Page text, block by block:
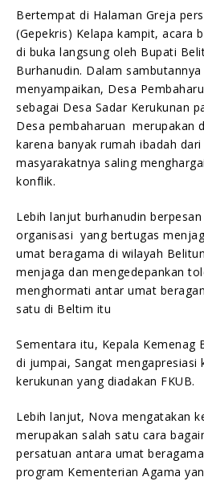
Bertempat di Halaman Greja
(Gepekris) Kelapa kampit, acara
di buka langsung oleh Bupati
Burhanudin. Dalam
menyampaikan, Desa
sebagai Desa Sadar Kerukunan
Desa pembaharuan merupakan
karena banyak rumah ibadah
masyarakatnya saling
konflik.
Lebih lanjut burhanudin
organisasi yang bertugas
umat beragama di wilayah
menjaga dan mengedepankan
menghormati antar umat
satu di Beltim itu
Sementara itu, Kepala Kemenag
di jumpai, Sangat mengapresiasi
kerukunan yang diadakan FKUB.
Lebih lanjut, Nova mengatakan
merupakan salah satu cara
persatuan antara umat
program Kementerian Agama